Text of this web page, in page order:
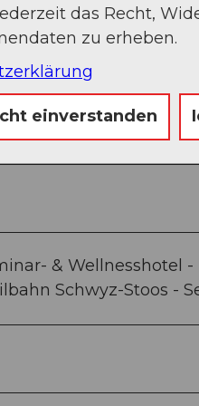
Sep Okt Nov Dez
& Wellnesshotel
Schwyz-Stoos -
das Recht,
zu erheben.
einverstanden